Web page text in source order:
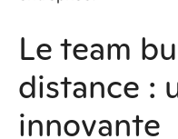
Le team
distance :
innovante